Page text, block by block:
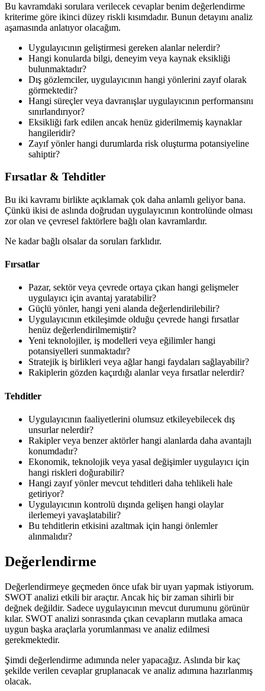
Bu kavramdaki sorulara verilecek cevaplar benim değerlendirme
kriterime göre ikinci düzey riskli kısımdadır. Bunun detayını analiz
aşamasında anlatıyor olacağım.
Uygulayıcının geliştirmesi gereken alanlar nelerdir?
Hangi konularda bilgi, deneyim veya kaynak eksikliği
bulunmaktadır?
Dış gözlemciler, uygulayıcının hangi yönlerini zayıf olarak
görmektedir?
Hangi süreçler veya davranışlar uygulayıcının performansını
sınırlandırıyor?
Eksikliği fark edilen ancak henüz giderilmemiş kaynaklar
hangileridir?
Zayıf yönler hangi durumlarda risk oluşturma potansiyeline
sahiptir?
Fırsatlar & Tehditler
Bu iki kavramı birlikte açıklamak çok daha anlamlı geliyor bana.
Çünkü ikisi de aslında doğrudan uygulayıcının kontrolünde olması
zor olan ve çevresel faktörlere bağlı olan kavramlardır.
Ne kadar bağlı olsalar da soruları farklıdır.
Fırsatlar
Pazar, sektör veya çevrede ortaya çıkan hangi gelişmeler
uygulayıcı için avantaj yaratabilir?
Güçlü yönler, hangi yeni alanda değerlendirilebilir?
Uygulayıcının etkileşimde olduğu çevrede hangi fırsatlar
henüz değerlendirilmemiştir?
Yeni teknolojiler, iş modelleri veya eğilimler hangi
potansiyelleri sunmaktadır?
Stratejik iş birlikleri veya ağlar hangi faydaları sağlayabilir?
Rakiplerin gözden kaçırdığı alanlar veya fırsatlar nelerdir?
Tehditler
Uygulayıcının faaliyetlerini olumsuz etkileyebilecek dış
unsurlar nelerdir?
Rakipler veya benzer aktörler hangi alanlarda daha avantajlı
konumdadır?
Ekonomik, teknolojik veya yasal değişimler uygulayıcı için
hangi riskleri doğurabilir?
Hangi zayıf yönler mevcut tehditleri daha tehlikeli hale
getiriyor?
Uygulayıcının kontrolü dışında gelişen hangi olaylar
ilerlemeyi yavaşlatabilir?
Bu tehditlerin etkisini azaltmak için hangi önlemler
alınmalıdır?
Değerlendirme
Değerlendirmeye geçmeden önce ufak bir uyarı yapmak istiyorum.
SWOT analizi etkili bir araçtır. Ancak hiç bir zaman sihirli bir
değnek değildir. Sadece uygulayıcının mevcut durumunu görünür
kılar. SWOT analizi sonrasında çıkan cevapların mutlaka amaca
uygun başka araçlarla yorumlanması ve analiz edilmesi
gerekmektedir.
Şimdi değerlendirme adımında neler yapacağız. Aslında bir kaç
şekilde verilen cevaplar gruplanacak ve analiz adımına hazırlanmış
olacak.